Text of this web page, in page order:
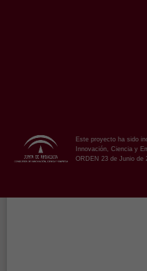
Este proyecto ha sido
Innovación, Ciencia y
ORDEN 23 de Junio de